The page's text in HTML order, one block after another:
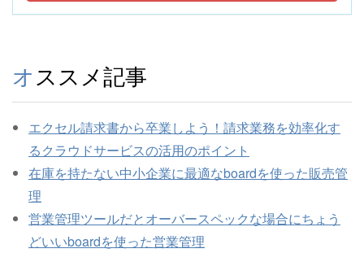
オススメ記事
エクセル請求書から卒業しよう！請求業務を効率化す
るクラウドサービスの活用のポイント
在庫を持たない中小企業に最適なboardを使った販売管
理
営業管理ツールだとオーバースペックな場合にちょう
どいいboardを使った営業管理